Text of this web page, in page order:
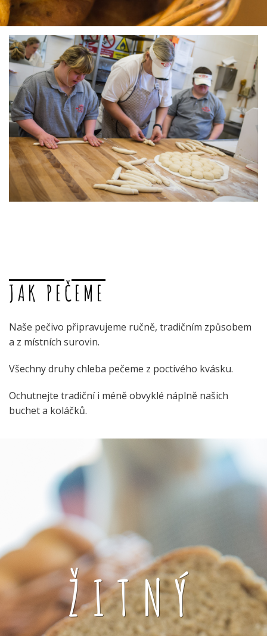
JAK PEČEME
Naše pečivo připravujeme ručně, tradičním způsobem
a z místních surovin.
Všechny druhy chleba pečeme z poctivého kvásku.
Ochutnejte tradiční i méně obvyklé náplně našich
buchet a koláčků.
ŽITNÝ